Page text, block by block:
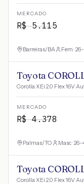
MERCADO
R$5.115
Barreiras/BA Fem ·
Toyota
Corolla XEi 2.0 Flex 16V
MERCADO
R$4.378
Palmas/TO Masc ·
Toyota
Corolla XEi 2.0 Flex 16V